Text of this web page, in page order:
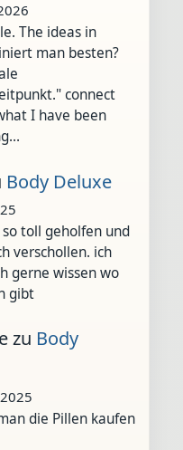
The ideas in
man besten?
connect
I have been
Body Deluxe
toll geholfen und
verschollen. ich
gerne wissen wo
gibt
zu Body
die Pillen kaufen